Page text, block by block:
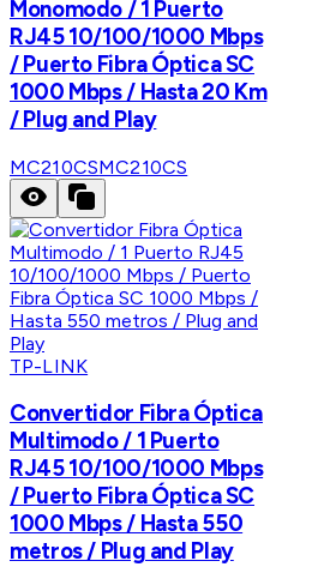
Monomodo / 1 Puerto
RJ45 10/100/1000 Mbps
/ Puerto Fibra Óptica SC
1000 Mbps / Hasta 20 Km
/ Plug and Play
MC210CSMC210CS
TP-LINK
Convertidor Fibra Óptica
Multimodo / 1 Puerto
RJ45 10/100/1000 Mbps
/ Puerto Fibra Óptica SC
1000 Mbps / Hasta 550
metros / Plug and Play